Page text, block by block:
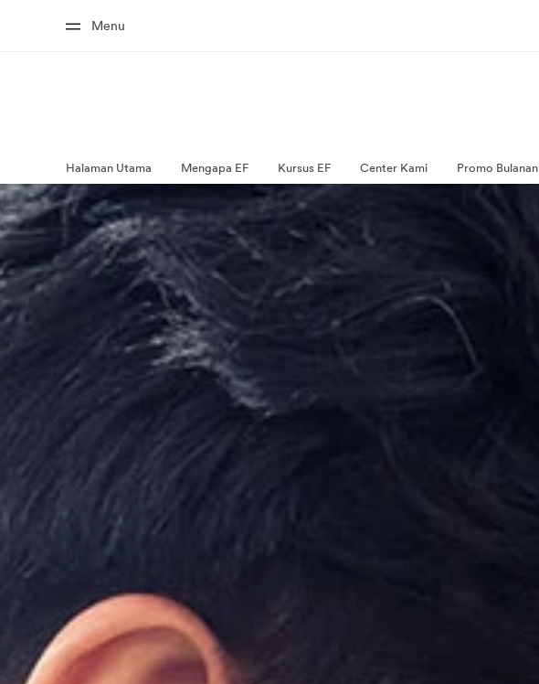
Menu
Halaman Utama Mengapa EF Kursus EF Center Kami Promo Bulanan